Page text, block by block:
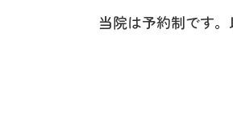
当院は予約制です